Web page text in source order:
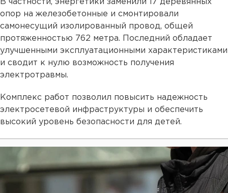
В частности, энергетики заменили 17 деревянных
опор на железобетонные и смонтировали
самонесущий изолированный провод, общей
протяженностью 762 метра. Последний обладает
улучшенными эксплуатационными характеристиками
и сводит к нулю возможность получения
электротравмы.
Комплекс работ позволил повысить надежность
электросетевой инфраструктуры и обеспечить
высокий уровень безопасности для детей.